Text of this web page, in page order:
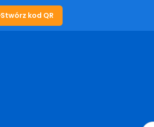
Stwórz kod QR